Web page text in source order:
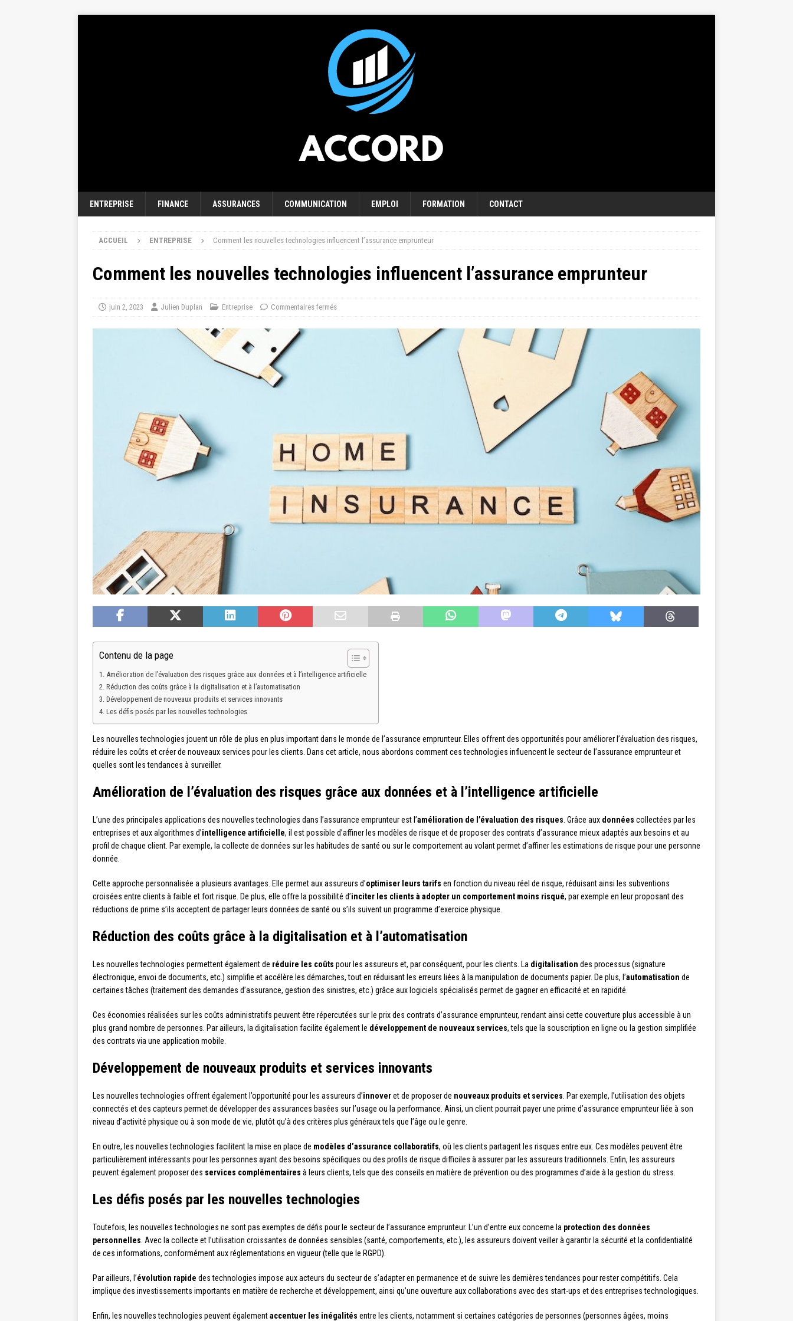
ENTREPRISE FINANCE ASSURANCES COMMUNICATION EMPLOI FORMATION CONTACT
ACCUEIL ENTREPRISE Comment les nouvelles technologies influencent l’assurance emprunteur
Comment les nouvelles technologies influencent l’assurance emprunteur
juin 2, 2023 Julien Duplan Entreprise Commentaires fermés
Contenu de la page
Amélioration de l’évaluation des risques grâce aux données et à l’intelligence artificielle
Réduction des coûts grâce à la digitalisation et à l’automatisation
Développement de nouveaux produits et services innovants
Les défis posés par les nouvelles technologies
Les nouvelles technologies jouent un rôle de plus en plus important dans le monde de l’assurance emprunteur. Elles offrent des opportunités pour améliorer l’évaluation des risques,
réduire les coûts et créer de nouveaux services pour les clients. Dans cet article, nous abordons comment ces technologies influencent le secteur de l’assurance emprunteur et
quelles sont les tendances à surveiller.
Amélioration de l’évaluation des risques grâce aux données et à l’intelligence artificielle
L’une des principales applications des nouvelles technologies dans l’assurance emprunteur est l’amélioration de l’évaluation des risques . Grâce aux données collectées par les
entreprises et aux algorithmes d’intelligence artificielle, il est possible d’affiner les modèles de risque et de proposer des contrats d’assurance mieux adaptés aux besoins et au
profil de chaque client. Par exemple, la collecte de données sur les habitudes de santé ou sur le comportement au volant permet d’affiner les estimations de risque pour une personne
donnée.
Cette approche personnalisée a plusieurs avantages. Elle permet aux assureurs d’optimiser leurs tarifs en fonction du niveau réel de risque, réduisant ainsi les subventions
croisées entre clients à faible et fort risque. De plus, elle offre la possibilité d’inciter les clients à adopter un comportement moins risqué, par exemple en leur proposant des
réductions de prime s’ils acceptent de partager leurs données de santé ou s’ils suivent un programme d’exercice physique.
Réduction des coûts grâce à la digitalisation et à l’automatisation
Les nouvelles technologies permettent également de réduire les coûts pour les assureurs et, par conséquent, pour les clients. La digitalisation des processus (signature
électronique, envoi de documents, etc.) simplifie et accélère les démarches, tout en réduisant les erreurs liées à la manipulation de documents papier. De plus, l’automatisation de
certaines tâches (traitement des demandes d’assurance, gestion des sinistres, etc.) grâce aux logiciels spécialisés permet de gagner en efficacité et en rapidité.
Ces économies réalisées sur les coûts administratifs peuvent être répercutées sur le prix des contrats d’assurance emprunteur, rendant ainsi cette couverture plus accessible à un
plus grand nombre de personnes. Par ailleurs, la digitalisation facilite également le développement de nouveaux services, tels que la souscription en ligne ou la gestion simplifiée
des contrats via une application mobile.
Développement de nouveaux produits et services innovants
Les nouvelles technologies offrent également l’opportunité pour les assureurs d’innoveret de proposer de nouveaux produits et services . Par exemple, l’utilisation des objets
connectés et des capteurs permet de développer des assurances basées sur l’usage ou la performance. Ainsi, un client pourrait payer une prime d’assurance emprunteur liée à son
niveau d’activité physique ou à son mode de vie, plutôt qu’à des critères plus généraux tels que l’âge ou le genre.
En outre, les nouvelles technologies facilitent la mise en place de modèles d’assurance collaboratifs, où les clients partagent les risques entre eux. Ces modèles peuvent être
particulièrement intéressants pour les personnes ayant des besoins spécifiques ou des profils de risque difficiles à assurer par les assureurs traditionnels. Enfin, les assureurs
peuvent également proposer des services complémentaires à leurs clients, tels que des conseils en matière de prévention ou des programmes d’aide à la gestion du stress.
Les défis posés par les nouvelles technologies
Toutefois, les nouvelles technologies ne sont pas exemptes de défis pour le secteur de l’assurance emprunteur. L’un d’entre eux concerne la protection des données
personnelles . Avec la collecte et l’utilisation croissantes de données sensibles (santé, comportements, etc.), les assureurs doivent veiller à garantir la sécurité et la confidentialité
de ces informations, conformément aux réglementations en vigueur (telle que le RGPD).
Par ailleurs, l’évolution rapide des technologies impose aux acteurs du secteur de s’adapter en permanence et de suivre les dernières tendances pour rester compétitifs. Cela
implique des investissements importants en matière de recherche et développement, ainsi qu’une ouverture aux collaborations avec des start-ups et des entreprises technologiques.
Enfin, les nouvelles technologies peuvent égalementaccentuer les inégalités entre les clients, notamment si certaines catégories de personnes (personnes âgées, moins